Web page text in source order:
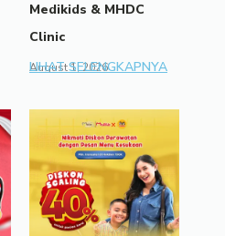
Medikids & MHDC
Clinic
August 1, 2026
LIHAT SELENGKAPNYA